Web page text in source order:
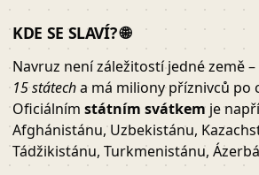
KDE SE SLAVÍ? 🌐
Navruz není záležitostí jedné země –
15 státecha má miliony příznivců po
Oficiálním státním svátkem je
Afghánistánu, Uzbekistánu,
Tádžikistánu, Turkmenistánu,